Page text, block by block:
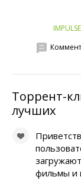
IMPULSE
Торрент-
лучших
фильмы и